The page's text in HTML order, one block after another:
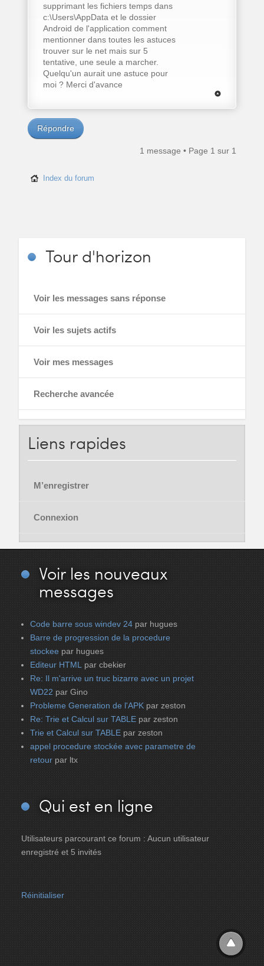
supprimant les fichiers temps dans
c:\Users\AppData et le dossier
Android de l'application comment
mentionner dans toutes les astuces
trouver sur le net mais sur 5
tentative, une seule a marcher.
Quelqu'un aurait une astuce pour
moi ? Merci d'avance
Répondre
1 message • Page 1 sur 1
Index du forum
Tourd'horizon
Voir les messages sans réponse
Voir les sujets actifs
Voir mes messages
Recherche avancée
Liens rapides
M’enregistrer
Connexion
Voir les nouveaux
messages
Code barre sous windev 24 par hugues
Barre de progression de la procedure
stockee par hugues
Editeur HTML par cbekier
Re: Il m'arrive un truc bizarre avec un projet
WD22 par Gino
Probleme Generation de l'APK par zeston
Re: Trie et Calcul sur TABLE par zeston
Trie et Calcul sur TABLE par zeston
appel procedure stockée avec parametre de
retour par ltx
Qui est en ligne
Utilisateurs parcourant ce forum : Aucun utilisateur
enregistré et 5 invités
Réinitialiser